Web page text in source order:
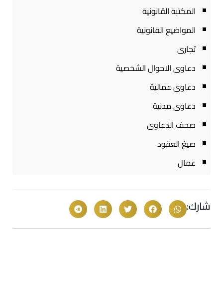
المكتبة القانونية
المواضيع القانونية
تجارى
دعاوى الاحوال الشخصية
دعاوى عمالية
دعاوى مدنية
صحف الدعاوى
صيغ العقود
عمال
شارك: